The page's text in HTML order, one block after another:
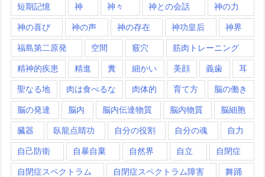
短期記憶 神 神々 神との会話 神の力
神の喜び 神の声 神の存在 神功皇后 神界
福島第二原発 空間 竅穴 筋肉トレーニング
精神的疾患 精進 糞 細かい 美顔 義歯 耳
聖なる地 肉は食べるな 肉体的 育て方 脳の働き
脳の発達 脳内 脳内伝達物質 脳内物質 脳細胞
臓器 臥龍点睛功 自分の役割 自分の魂 自力
自己防衛 自暴自棄 自然界 自立 自閉症
自閉症スペクトラム 自閉症スペクトラム障害 舞踊